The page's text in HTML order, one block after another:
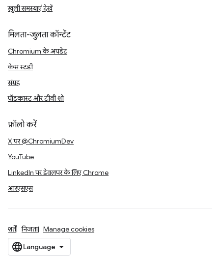
खुली समस्याएं देखें
मिलता-जुलता कॉन्टेंट
Chromium के अपडेट
केस स्टडी
संग्रह
पॉडकास्ट और टीवी शो
फ़ॉलो करें
X पर @ChromiumDev
YouTube
LinkedIn पर डेवलपर के लिए Chrome
आरएसएस
शर्तें निजता Manage cookies